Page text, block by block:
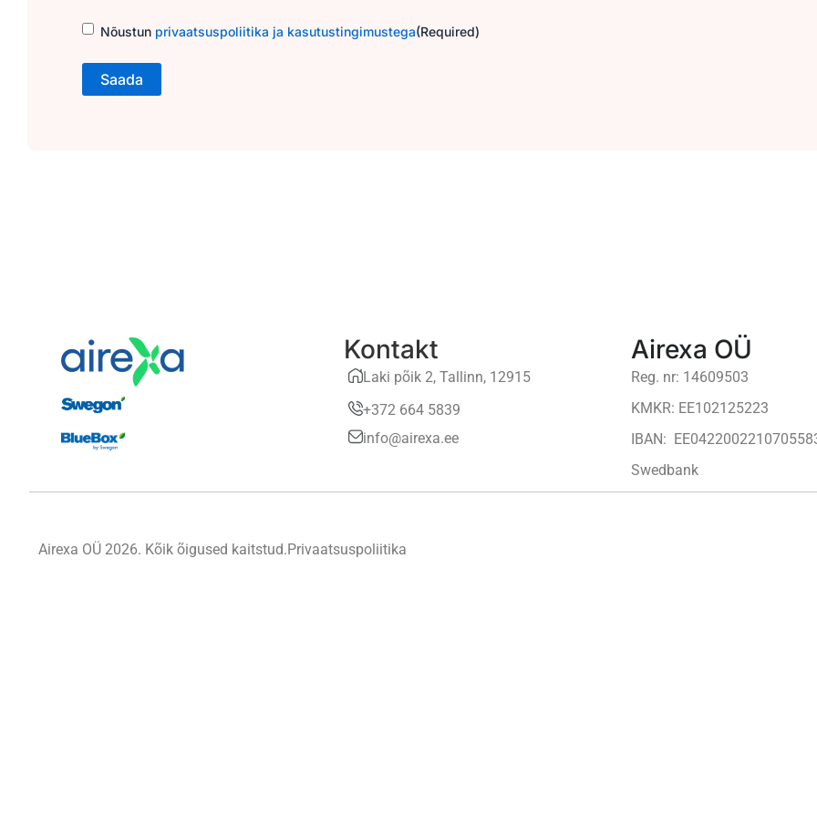
Consent (Required)
Nõustun privaatsuspoliitika ja kasutustingimustega(Required)
Kontakt
Laki põik 2, Tallinn, 12915
+372 664 5839
info@airexa.ee
Airexa OÜ
Reg. nr: 14609503
KMKR: EE102125223
IBAN:
Swedbank
Airexa OÜ 2026. Kõik õigused kaitstud.Privaatsuspoliitika